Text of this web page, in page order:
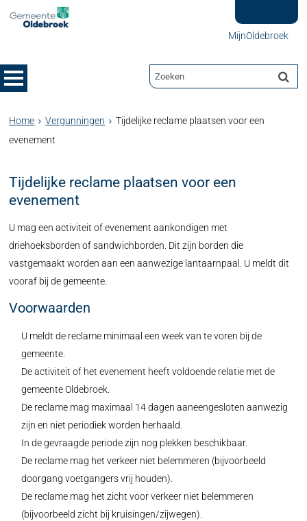
MijnOldebroek
Home Vergunningen
Tijdelijke reclame plaatsen voor een
evenement
Tijdelijke reclame plaatsen voor een
evenement
U mag een activiteit of evenement aankondigen met
driehoeksborden of sandwichborden. Dit zijn borden die
vastgemaakt worden aan een aanwezige lantaarnpaal. U meldt dit
vooraf bij de gemeente.
Voorwaarden
U meldt de reclame minimaal een week van te voren bij de
gemeente.
De activiteit of het evenement heeft voldoende relatie met de
gemeente Oldebroek.
De reclame mag maximaal 14 dagen aaneengesloten aanwezig
zijn en niet periodiek worden herhaald.
In de gevraagde periode zijn nog plekken beschikbaar.
De reclame mag het verkeer niet belemmeren (bijvoorbeeld
doorgang voetgangers vrij houden).
De reclame mag het zicht voor verkeer niet belemmeren
(bijvoorbeeld zicht bij kruisingen/zijwegen).